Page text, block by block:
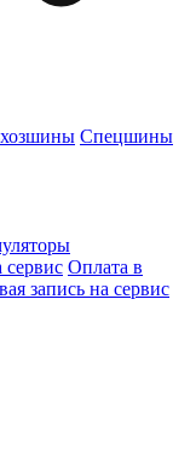
Спецшины
сервис Оплата в
запись на сервис